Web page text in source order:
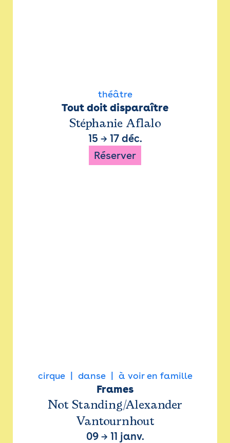
théâtre
Tout doit disparaître
Stéphanie Aflalo
15 → 17 déc.
Réserver
cirque danse à voir en famille
Frames
Not Standing/Alexander
Vantournhout
09→ 11 janv.